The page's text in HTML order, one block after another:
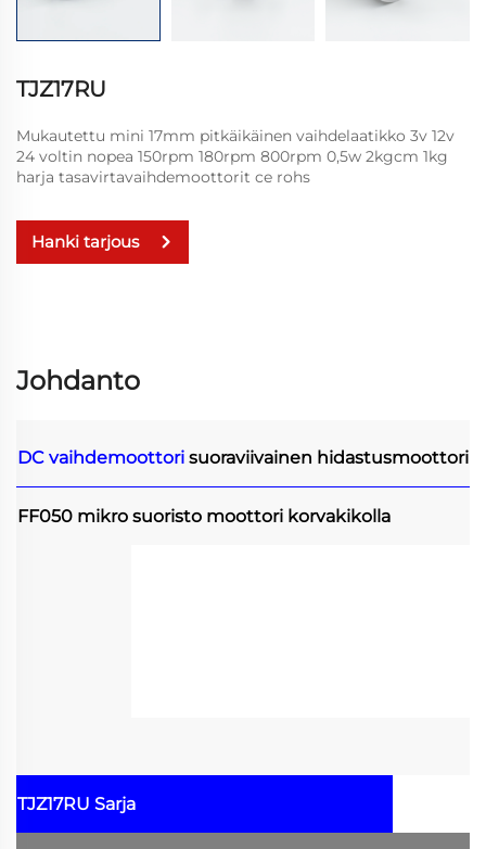
TJZ17RU
Mukautettu mini 17mm pitkäikäinen vaihdelaatikko 3v 12v
24 voltin nopea 150rpm 180rpm 800rpm 0,5w 2kgcm 1kg
harja tasavirtavaihdemoottorit ce rohs
Hanki tarjous
Johdanto
DC vaihdemoottori suoraviivainen hidastusmoottori
FF050 mikro suoristo moottori korvakikolla
TJZ17RU Sarja